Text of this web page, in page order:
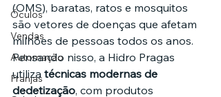
Óculos
Vendas
Automação
Franjas
(OMS), baratas, ratos e mosquitos
são vetores de doenças que afetam
milhões de pessoas todos os anos.
Pensando nisso, a Hidro Pragas
utiliza técnicas modernas de
dedetização, com produtos